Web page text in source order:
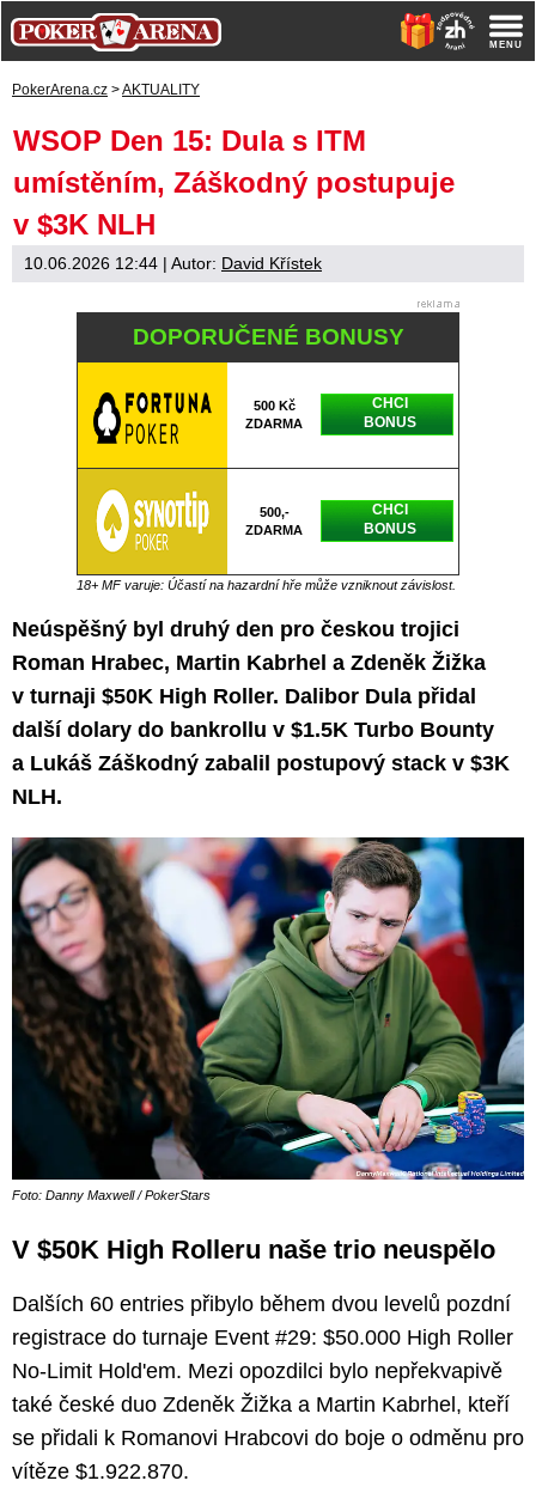
PokerArena.cz >AKTUALITY
WSOP Den 15: Dula s ITM
umístěním, Záškodný postupuje
v $3K NLH
10.06.2026 12:44 | Autor: David Křístek
DOPORUČENÉ BONUSY
500 Kč
ZDARMA
CHCI
BONUS
500,-
ZDARMA
CHCI
BONUS
18+ MF varuje: Účastí na hazardní hře může vzniknout závislost.
Neúspěšný byl druhý den pro českou trojici
Roman Hrabec, Martin Kabrhel a Zdeněk Žižka
v turnaji $50K High Roller. Dalibor Dula přidal
další dolary do bankrollu v $1.5K Turbo Bounty
a Lukáš Záškodný zabalil postupový stack v $3K
NLH.
Foto: Danny Maxwell / PokerStars
V $50K High Rolleru naše trio neuspělo
Dalších 60 entries přibylo během dvou levelů pozdní
registrace do turnaje Event #29: $50.000 High Roller
No-Limit Hold'em. Mezi opozdilci bylo nepřekvapivě
také české duo Zdeněk Žižka a Martin Kabrhel, kteří
se přidali k Romanovi Hrabcovi do boje o odměnu pro
vítěze $1.922.870.